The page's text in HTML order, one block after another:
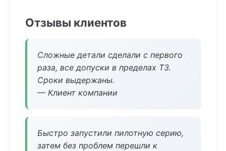
Отзывы клиентов
Сложные детали сделали с первого
раза, все допуски в пределах ТЗ.
Сроки выдержаны.
— Клиент компании
Быстро запустили пилотную серию,
затем без проблем перешли к